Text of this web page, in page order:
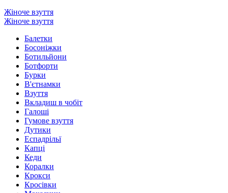
Жіноче взуття
Жіноче взуття
Балетки
Босоніжки
Ботильйони
Ботфорти
Бурки
В'єтнамки
Взуття
Вкладиш в чобіт
Галоші
Гумове взуття
Дутики
Еспадрільї
Капці
Кеди
Коралки
Крокси
Кросівки